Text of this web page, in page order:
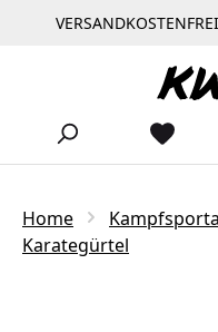
Zum Hauptinhalt springen
Home
Karategürtel